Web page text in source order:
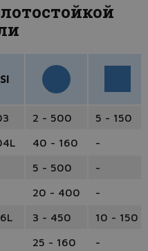
2 - 500
5 - 150
40 - 160
-
5 - 500
-
20 - 400
-
3 - 450
10 - 150
25 - 160
-